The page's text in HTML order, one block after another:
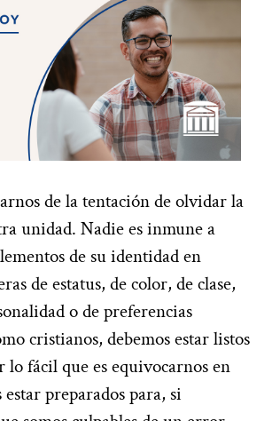
de la tentación de olvidar la
unidad. Nadie es inmune a
de su identidad en
de estatus, de color, de clase,
o de preferencias
cristianos, debemos estar listos
lo fácil que es equivocarnos en
estar preparados para, si